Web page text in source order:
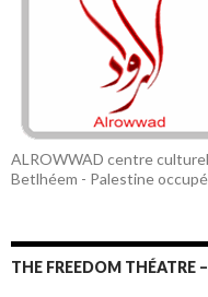
ALROWWAD centre
Betlhéem - Palestine
THE FREEDOM THÉATRE